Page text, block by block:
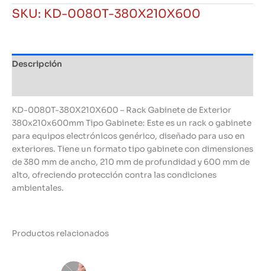
SKU: KD-0080T-380X210X600
Descripción
KD-0080T-380X210X600 – Rack Gabinete de Exterior
380x210x600mm Tipo Gabinete: Este es un rack o gabinete
para equipos electrónicos genérico, diseñado para uso en
exteriores. Tiene un formato tipo gabinete con dimensiones
de 380 mm de ancho, 210 mm de profundidad y 600 mm de
alto, ofreciendo protección contra las condiciones
ambientales.
Productos relacionados